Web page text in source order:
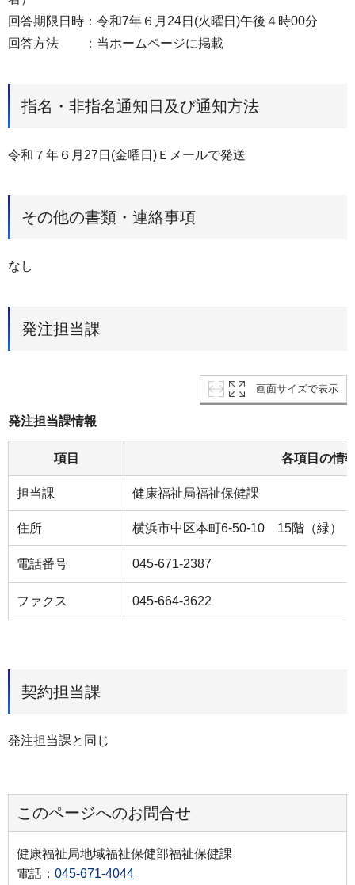
回答期限日時：令和7年６月24日(火曜日)午後４時00分
回答方法 ：当ホームページに掲載
指名・非指名通知日及び通知方法
令和７年６月27日(金曜日)Ｅメールで発送
その他の書類・連絡事項
なし
発注担当課
画面サイズで表示
発注担当課情報
項目 各項目の情
担当課 健康福祉局福祉保健課
住所 横浜市中区本町6-50-10 15階（緑）
電話番号 045-671-2387
ファクス 045-664-3622
契約担当課
発注担当課と同じ
このページへのお問合せ
健康福祉局地域福祉保健部福祉保健課
電話： 045-671-4044